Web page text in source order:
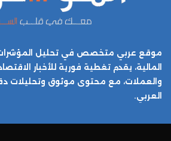
موقع عربي متخصص في تحليل المؤشرات
المالية، يقدم تغطية فورية للأخبار
والعملات، مع محتوى موثوق وتحليلات
العربي.